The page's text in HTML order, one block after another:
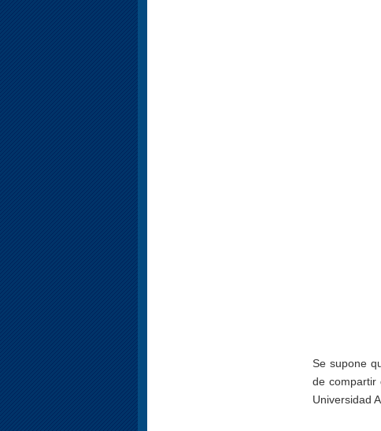
Se supone
de compartir
Universidad